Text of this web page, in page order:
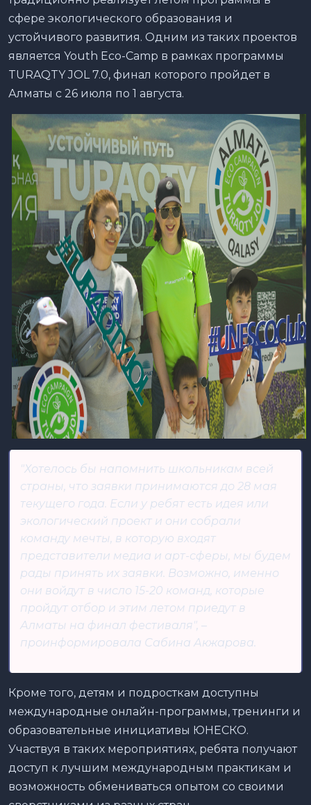
сфере экологического образования и
устойчивого развития. Одним из таких проектов
является Youth Eco-Camp в рамках программы
TURAQTY JOL 7.0, финал которого пройдет в
Алматы с 26 июля по 1 августа.
"Хотелось бы напомнить школьникам всей
страны, что заявки принимаются до 28 мая
текущего года. Если у ребят есть идея или
экологический проект и они собрали
команду мечты, в которую входят
представители медиа и арт-сферы, мы будем
рады принять их заявки. Возможно, именно
они войдут в число 15-20 команд, которые
пройдут отбор и этим летом приедут в
Алматы на финал фестиваля", –
проинформировала Сабина Акжарова.
Кроме того, детям и подросткам доступны
международные онлайн-программы, тренинги и
образовательные инициативы ЮНЕСКО.
Участвуя в таких мероприятиях, ребята получают
доступ к лучшим международным практикам и
возможность обмениваться опытом со своими